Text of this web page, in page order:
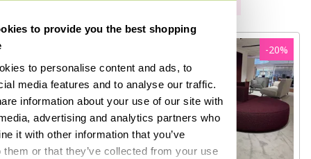
to provide you the best shopping
to personalise content and ads, to
media features and to analyse our traffic.
information about your use of our site with
advertising and analytics partners who
it with other information that you’ve
them or that they’ve collected from your use
Modèle Expo
-20%